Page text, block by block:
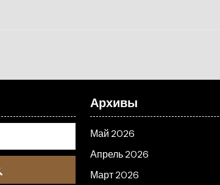
Архивы
Май 2026
Апрель 2026
Март 2026